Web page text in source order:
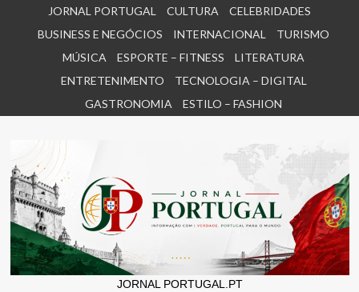
JORNAL PORTUGAL CULTURA
CELEBRIDADES
BUSINESS E NEGÓCIOS
INTERNACIONAL
TURISMO
MÚSICA
ESPORTE – FITNESS
LITERATURA
ENTRETENIMENTO
TECNOLOGIA – DIGITAL
GASTRONOMIA
ESTILO – FASHION
JORNAL PORTUGAL.PT